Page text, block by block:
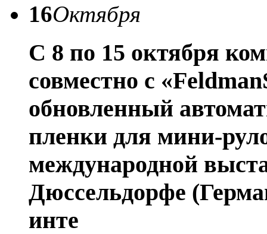
16Октября
С 8 по 15 октября
совместно с
обновленный
пленки для мини-
международной
Дюссельдорфе
инте